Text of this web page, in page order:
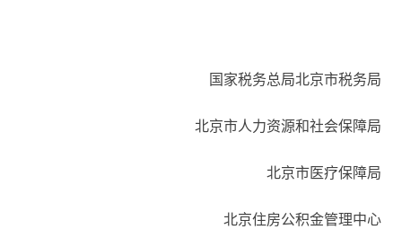
国家税务总局北京市税务局
北京市人力资源和社会保障局
北京市医疗保障局
北京住房公积金管理中心